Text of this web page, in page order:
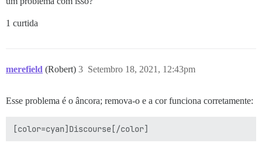
1 curtida
merefield (Robert) Setembro 18, 2021, 12:43pm
3
Esse problema é o âncora; remova-o e a cor funciona corretamente: